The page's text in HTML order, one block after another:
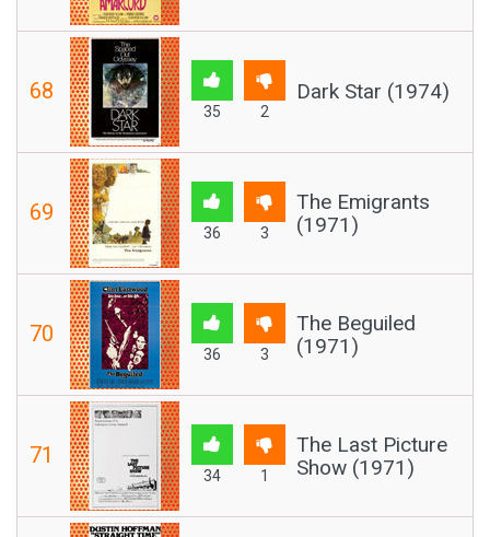
68
35 2
Dark Star (1974)
69
36 3
The Emigrants
(1971)
70
36 3
The Beguiled
(1971)
71
34 1
The Last Picture
Show (1971)